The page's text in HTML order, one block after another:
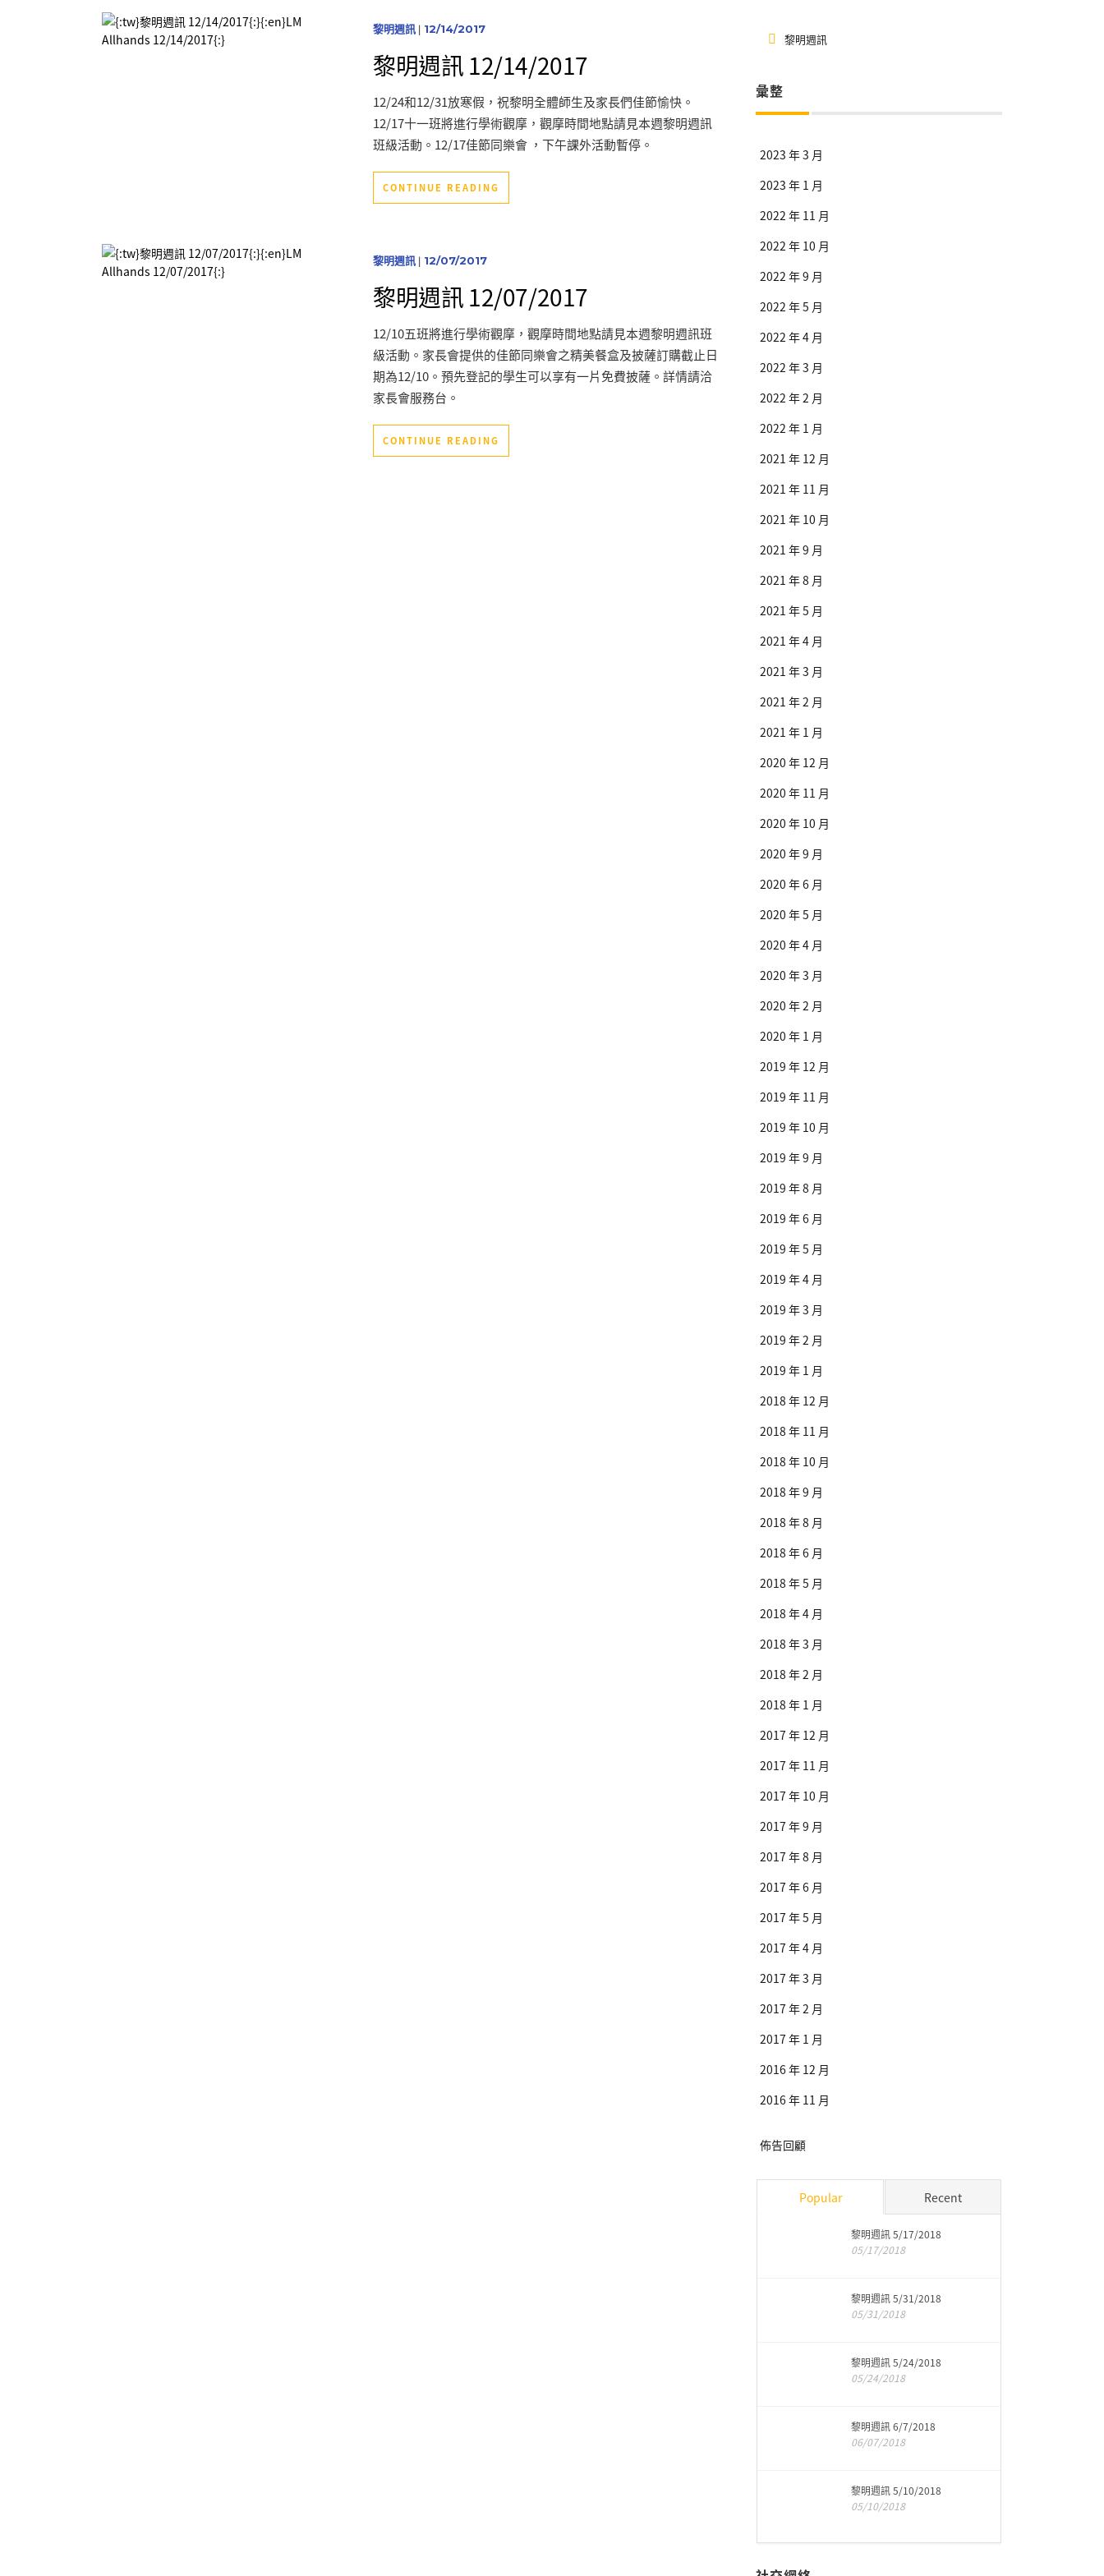
黎明週訊 | 12/14/2017
黎明週訊 12/14/2017
12/24和12/31放寒假，祝黎明全體師生及家長們佳節愉快。
12/17十一班將進行學術觀摩，觀摩時間地點請見本週黎明週訊
班級活動。12/17佳節同樂會 ，下午課外活動暫停。
CONTINUE READING
黎明週訊 | 12/07/2017
黎明週訊 12/07/2017
12/10五班將進行學術觀摩，觀摩時間地點請見本週黎明週訊班
級活動。家長會提供的佳節同樂會之精美餐盒及披薩訂購截止日
期為12/10。預先登記的學生可以享有一片免費披薩。詳情請洽
家長會服務台。
CONTINUE READING
黎明週訊
彙整
2023 年 3 月
2023 年 1 月
2022 年 11 月
2022 年 10 月
2022 年 9 月
2022 年 5 月
2022 年 4 月
2022 年 3 月
2022 年 2 月
2022 年 1 月
2021 年 12 月
2021 年 11 月
2021 年 10 月
2021 年 9 月
2021 年 8 月
2021 年 5 月
2021 年 4 月
2021 年 3 月
2021 年 2 月
2021 年 1 月
2020 年 12 月
2020 年 11 月
2020 年 10 月
2020 年 9 月
2020 年 6 月
2020 年 5 月
2020 年 4 月
2020 年 3 月
2020 年 2 月
2020 年 1 月
2019 年 12 月
2019 年 11 月
2019 年 10 月
2019 年 9 月
2019 年 8 月
2019 年 6 月
2019 年 5 月
2019 年 4 月
2019 年 3 月
2019 年 2 月
2019 年 1 月
2018 年 12 月
2018 年 11 月
2018 年 10 月
2018 年 9 月
2018 年 8 月
2018 年 6 月
2018 年 5 月
2018 年 4 月
2018 年 3 月
2018 年 2 月
2018 年 1 月
2017 年 12 月
2017 年 11 月
2017 年 10 月
2017 年 9 月
2017 年 8 月
2017 年 6 月
2017 年 5 月
2017 年 4 月
2017 年 3 月
2017 年 2 月
2017 年 1 月
2016 年 12 月
2016 年 11 月
佈告回顧
Popular Recent
黎明週訊 5/17/2018
05/17/2018
黎明週訊 5/31/2018
05/31/2018
黎明週訊 5/24/2018
05/24/2018
黎明週訊 6/7/2018
06/07/2018
黎明週訊 5/10/2018
05/10/2018